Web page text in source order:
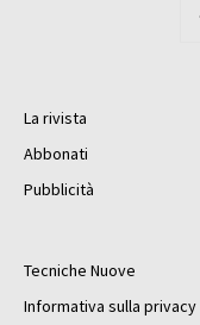
La rivista
Abbonati
Pubblicità
Tecniche Nuove
Informativa sulla privacy